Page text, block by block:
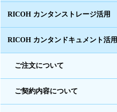
RICOH カンタンストレージ活用
RICOH カンタンドキュメント活用
ご注文について
ご契約内容について